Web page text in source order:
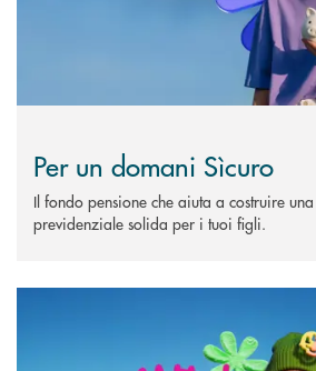
Per un domani Sìcuro
Il fondo pensione che aiuta a costruire
previdenziale solida per i tuoi figli.